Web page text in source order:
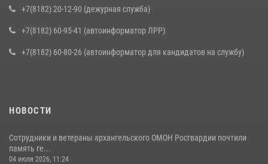
+7(8182) 20-12-90 (дежурная служба)
+7(8182) 60-95-41 (автоинформатор ЛРР)
+7(8182) 60-80-26 (автоинформатор для кандидатов на службу)
НОВОСТИ
Сотрудники и ветераны архангельского ОМОН Росгвардии почтили
память ге...
04 июля 2026, 11:24